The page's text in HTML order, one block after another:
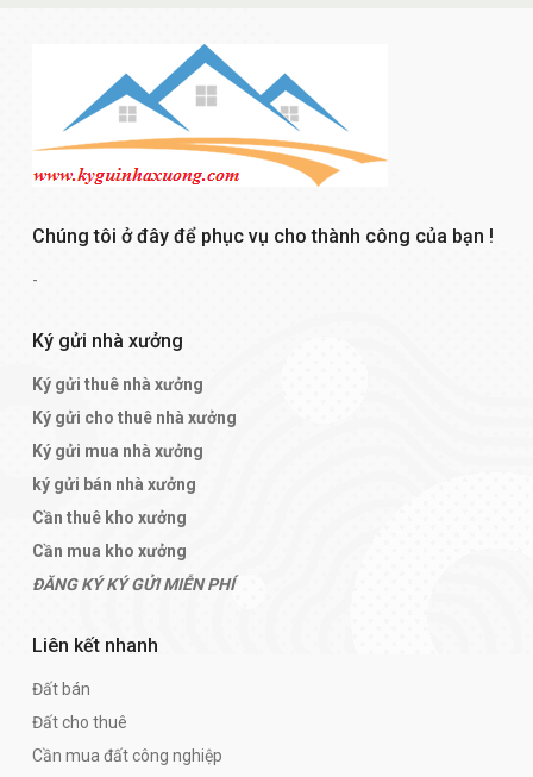
Chúng tôi ở đây để phục vụ cho thành công của bạn !
-
Ký gửi nhà xưởng
Ký gửi thuê nhà xưởng
Ký gửi cho thuê nhà xưởng
Ký gửi mua nhà xưởng
ký gửi bán nhà xưởng
Cần thuê kho xưởng
Cần mua kho xưởng
ĐĂNG KÝ KÝ GỬI MIỄN PHÍ
Liên kết nhanh
Đất bán
Đất cho thuê
Cần mua đất công nghiệp